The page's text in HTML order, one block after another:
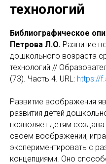
технологий
Библиографическое
Петрова Л.О. Развитие
дошкольного возраста
технологий //
(73). Часть 4. URL: https://
Развитие воображения
развития детей
позволяет детям
своем воображении,
экспериментировать с
концепциями. Оно